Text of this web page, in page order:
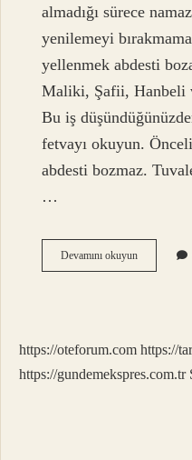
almadığı sürece
yenilemeyi
yellenmek abdesti
Maliki, Şafii, Hanbeli
Bu iş
fetvayı okuyun.
abdesti bozmaz.
…
Devamını okuyunÇok
Hafif
Mı
https://oteforum.com https://
https://gundemekspres.com.tr